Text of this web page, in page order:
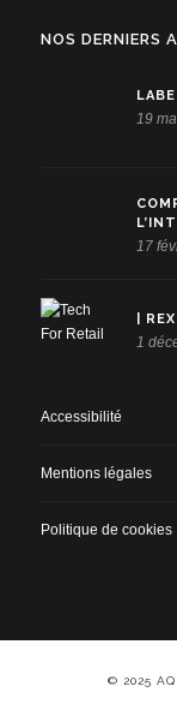
NOS DERNIERS
19
17
|
1
Accessibilité
Mentions légales
Politique de cookies
© 2025